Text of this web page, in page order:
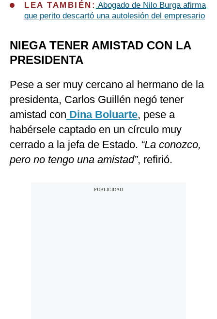
LEA TAMBIÉN: Abogado de Nilo Burga afirma
que perito descartó una autolesión del empresario
NIEGA TENER AMISTAD CON LA
PRESIDENTA
Pese a ser muy cercano al hermano de la
presidenta, Carlos Guillén negó tener
amistad con Dina Boluarte, pese a
habérsele captado en un círculo muy
cerrado a la jefa de Estado. “La conozco,
pero no tengo una amistad”, refirió.